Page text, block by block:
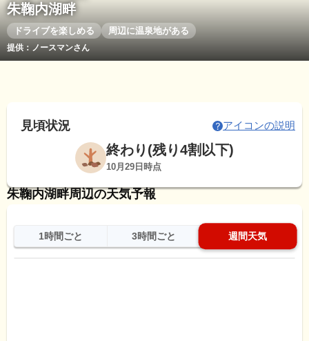
朱鞠内湖畔
ドライブを楽しめる 周辺に温泉地がある
提供：ノースマンさん
見頃状況 アイコンの説明
終わり(残り4割以下)
10月29日時点
朱鞠内湖畔周辺の天気予報
1時間ごと 3時間ごと 週間天気